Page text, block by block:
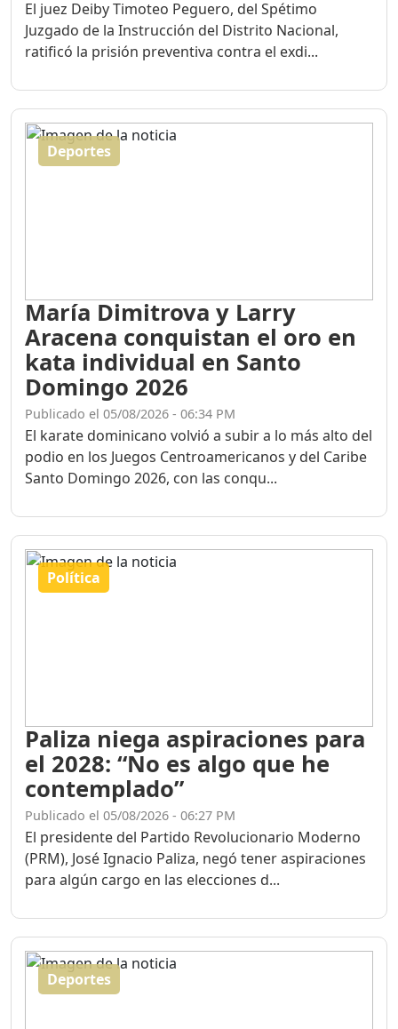
El juez Deiby Timoteo Peguero, del Spétimo
Juzgado de la Instrucción del Distrito Nacional,
ratificó la prisión preventiva contra el exdi...
Deportes
María Dimitrova y Larry
Aracena conquistan el oro en
kata individual en Santo
Domingo 2026
Publicado el 05/08/2026 - 06:34 PM
El karate dominicano volvió a subir a lo más alto del
podio en los Juegos Centroamericanos y del Caribe
Santo Domingo 2026, con las conqu...
Política
Paliza niega aspiraciones para
el 2028: “No es algo que he
contemplado”
Publicado el 05/08/2026 - 06:27 PM
El presidente del Partido Revolucionario Moderno
(PRM), José Ignacio Paliza, negó tener aspiraciones
para algún cargo en las elecciones d...
Deportes